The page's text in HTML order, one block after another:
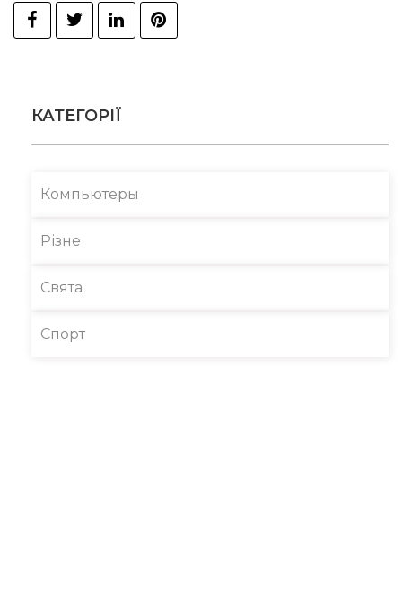
КАТЕГОРІЇ
Компьютеры
Різне
Свята
Спорт